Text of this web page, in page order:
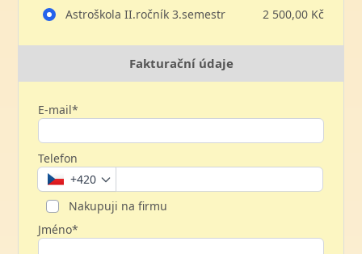
Astroškola II.ročník 3.semestr 2 500,00 Kč
Fakturační údaje
E-mail*
Telefon
+420
Nakupuji na firmu
Jméno*